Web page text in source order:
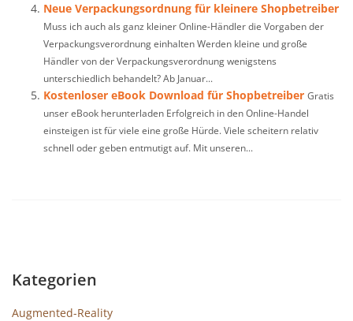
Neue Verpackungsordnung für kleinere Shopbetreiber
Muss ich auch als ganz kleiner Online-Händler die Vorgaben der
Verpackungsverordnung einhalten Werden kleine und große
Händler von der Verpackungsverordnung wenigstens
unterschiedlich behandelt? Ab Januar...
Kostenloser eBook Download für Shopbetreiber Gratis
unser eBook herunterladen Erfolgreich in den Online-Handel
einsteigen ist für viele eine große Hürde. Viele scheitern relativ
schnell oder geben entmutigt auf. Mit unseren...
Kategorien
Augmented-Reality